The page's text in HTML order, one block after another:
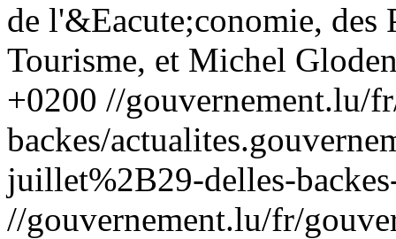
de l'&Eacute;conomie,
Tourisme, et Michel
+0200 //gouvernement.lu/
backes/
juillet%2B29-delles-
//gouvernement.lu/fr/